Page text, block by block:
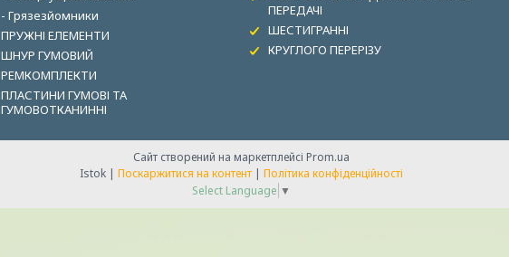
- Грязезйомники
ПРУЖНІ ЕЛЕМЕНТИ
ШНУР ГУМОВИЙ
РЕМКОМПЛЕКТИ
ПЛАСТИНИ ГУМОВІ ТА
ГУМОВОТКАНИННІ
ПЕРЕДАЧІ
ШЕСТИГРАННІ
КРУГЛОГО ПЕРЕРІЗУ
Сайт створений на маркетплейсі Prom.ua
Istok | Поскаржитися на контент | Політика конфіденційності
Select Language ▼